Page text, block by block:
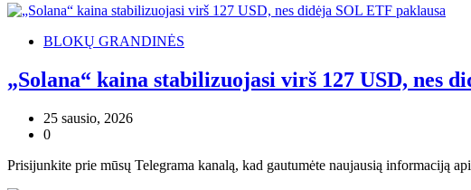
BLOKŲ GRANDINĖS
„Solana“ kaina stabilizuojasi virš 127 USD, nes
25 sausio, 2026
0
Prisijunkite prie mūsų Telegrama kanalą, kad gautumėte naujausią informaciją